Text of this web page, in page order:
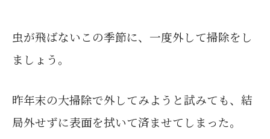
虫が飛ばないこの季節に、一度外して掃除をし
ましょう。
昨年末の大掃除で外してみようと試みても、 結
局外せずに表面を拭いて済ませてしまった。